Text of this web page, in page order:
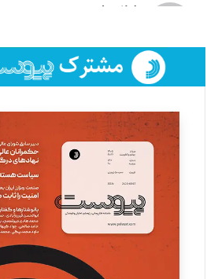
لیلا حنارود
فائزه فتحی رستمی
تحریریه
سروش کرمیان
تحریریه
مینا پاکدل